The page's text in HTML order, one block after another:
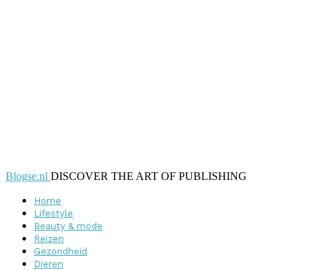
Blogse.nl DISCOVER THE ART OF PUBLISHING
Home
Lifestyle
Beauty & mode
Reizen
Gezondheid
Dieren